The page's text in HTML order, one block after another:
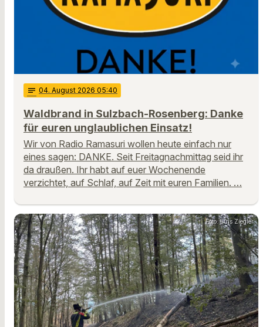
notes 04. August 2026 05:40
Waldbrand in Sulzbach-Rosenberg: Danke
für euren unglaublichen Einsatz!
Wir von Radio Ramasuri wollen heute einfach nur
eines sagen: DANKE. Seit Freitagnachmittag seid ihr
da draußen. Ihr habt auf euer Wochenende
verzichtet, auf Schlaf, auf Zeit mit euren Familien. …
Foto: Luis Ziegler